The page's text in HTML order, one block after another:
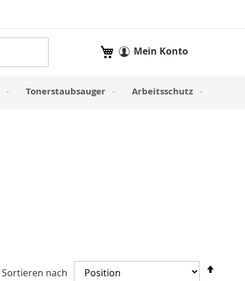
Mein Warenkorb
Mein Konto
Tonerstaubsauger Arbeitsschutz
Sortieren nach